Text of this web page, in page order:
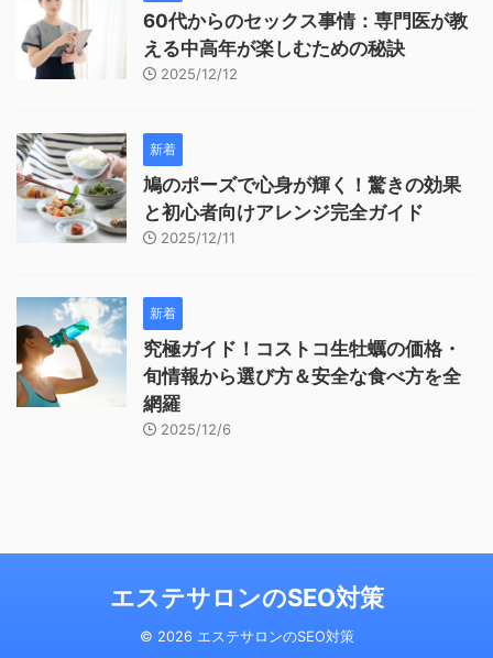
60代からのセックス事情：専門医が教
える中高年が楽しむための秘訣
2025/12/12
新着
鳩のポーズで心身が輝く！驚きの効果
と初心者向けアレンジ完全ガイド
2025/12/11
新着
究極ガイド！コストコ生牡蠣の価格・
旬情報から選び方＆安全な食べ方を全
網羅
2025/12/6
エステサロンのSEO対策
© 2026 エステサロンのSEO対策